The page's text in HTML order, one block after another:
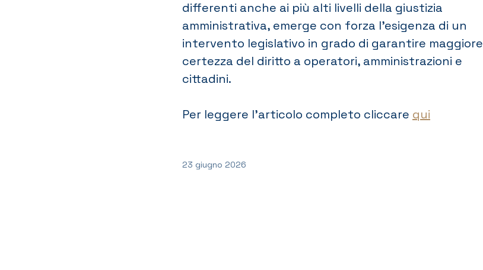
differenti anche ai più alti livelli della giustizia
amministrativa, emerge con forza l’esigenza di un
intervento legislativo in grado di garantire maggiore
certezza del diritto a operatori, amministrazioni e
cittadini.
Per leggere l’articolo completo cliccare qui
23 giugno 2026